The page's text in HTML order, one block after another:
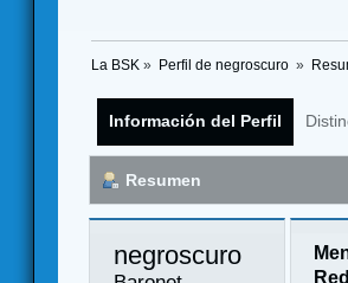
La BSK » Perfil de negroscuro »
Información del Perfil
Resumen
negroscuro